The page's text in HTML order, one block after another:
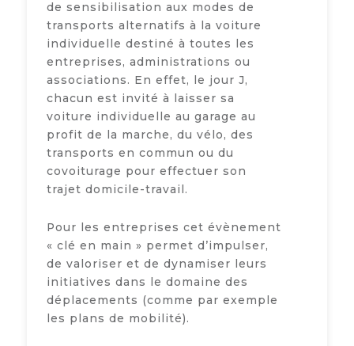
de sensibilisation aux modes de
transports alternatifs à la voiture
individuelle destiné à toutes les
entreprises, administrations ou
associations. En effet, le jour J,
chacun est invité à laisser sa
voiture individuelle au garage au
profit de la marche, du vélo, des
transports en commun ou du
covoiturage pour effectuer son
trajet domicile-travail.
Pour les entreprises cet évènement
« clé en main » permet d’impulser,
de valoriser et de dynamiser leurs
initiatives dans le domaine des
déplacements (comme par exemple
les plans de mobilité).